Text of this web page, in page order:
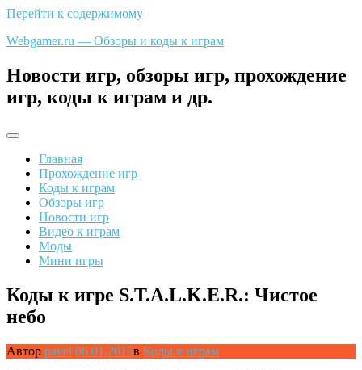
Перейти к содержимому
Webgamer.ru — Обзоры и коды к играм
Новости игр, обзоры игр, прохождение
игр, коды к играм и др.
Главная
Прохождение игр
Коды к играм
Обзоры игр
Новости игр
Видео к играм
Моды
Мини игры
Коды к игре S.T.A.L.K.E.R.: Чистое
небо
Автор pavel 06.01.2015в Коды к играм